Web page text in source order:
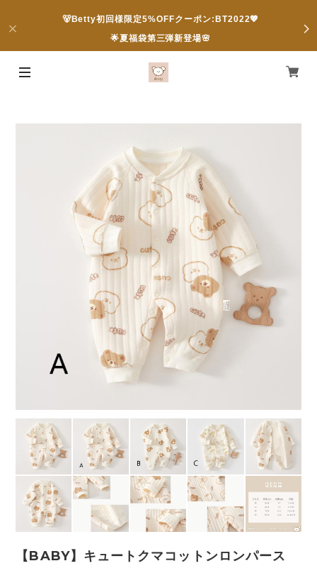
🐻Betty初回様限定5%OFFクーポン:BT2022💖
🌟夏福袋第三弾新登場🌸
【BABY】キュートクマコットンロンパース